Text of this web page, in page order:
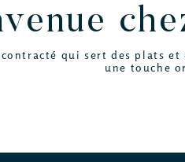
qui sert des plats
une touche